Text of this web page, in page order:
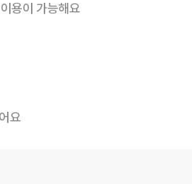
용이 가능해요
요